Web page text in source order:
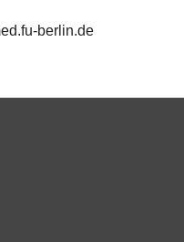
berlin.de